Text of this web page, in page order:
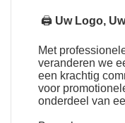
🖨 Uw Logo,
Met
veranderen we
een krachtig
voor
onderdeel van